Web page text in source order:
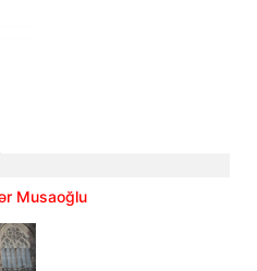
Musaoğlu